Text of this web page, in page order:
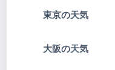
東京の天気
大阪の天気